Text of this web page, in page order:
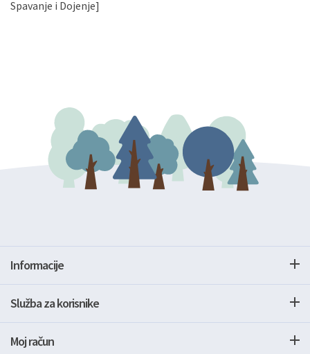
Spavanje i Dojenje]
Informacije
Služba za korisnike
Moj račun